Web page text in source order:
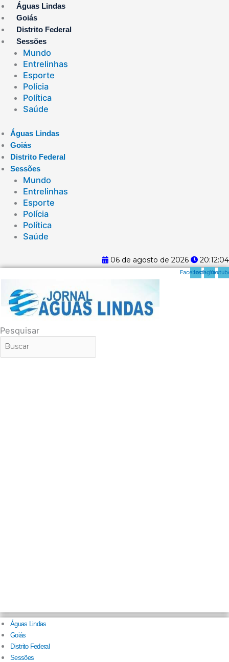
Ir
para
o
conteúdo
Águas Lindas
Goiás
Distrito Federal
Sessões
Mundo
Entrelinhas
Esporte
Polícia
Política
Saúde
Águas Lindas
Goiás
Distrito Federal
Sessões
Mundo
Entrelinhas
Esporte
Polícia
Política
Saúde
06 de agosto de 2026 20:12:04
FacebookInstagram
Pesquisar
Águas Lindas
Goiás
Distrito Federal
Sessões